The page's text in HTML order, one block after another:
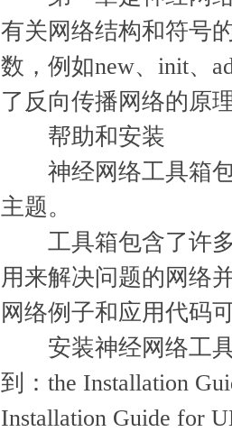
有关网络结构和符号
数，例如new、init、
了反向传播网络的原
帮助和安装
神经网络工具箱包
主题。
工具箱包含了许多
用来解决问题的网络
网络例子和应用代码
安装神经网络工具
到：the Installation
Installation Guide for